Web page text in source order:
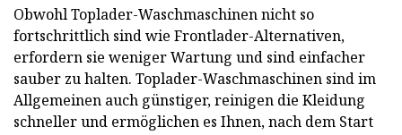
Obwohl Toplader-Waschmaschinen nicht so
fortschrittlich sind wie Frontlader-Alternativen,
erfordern sie weniger Wartung und sind einfacher
sauber zu halten. Toplader-Waschmaschinen sind im
Allgemeinen auch günstiger, reinigen die Kleidung
schneller und ermöglichen es Ihnen, nach dem Start